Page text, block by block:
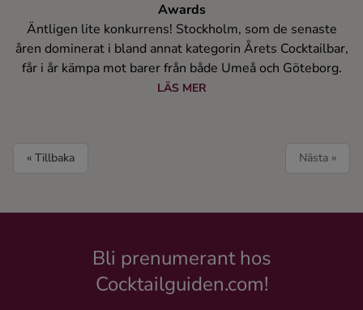
Awards
Äntligen lite konkurrens! Stockholm, som de senaste
åren dominerat i bland annat kategorin Årets Cocktailbar,
får i år kämpa mot barer från både Umeå och Göteborg.
LÄS MER
« Tillbaka Nästa »
Bli prenumerant hos
Cocktailguiden.com!